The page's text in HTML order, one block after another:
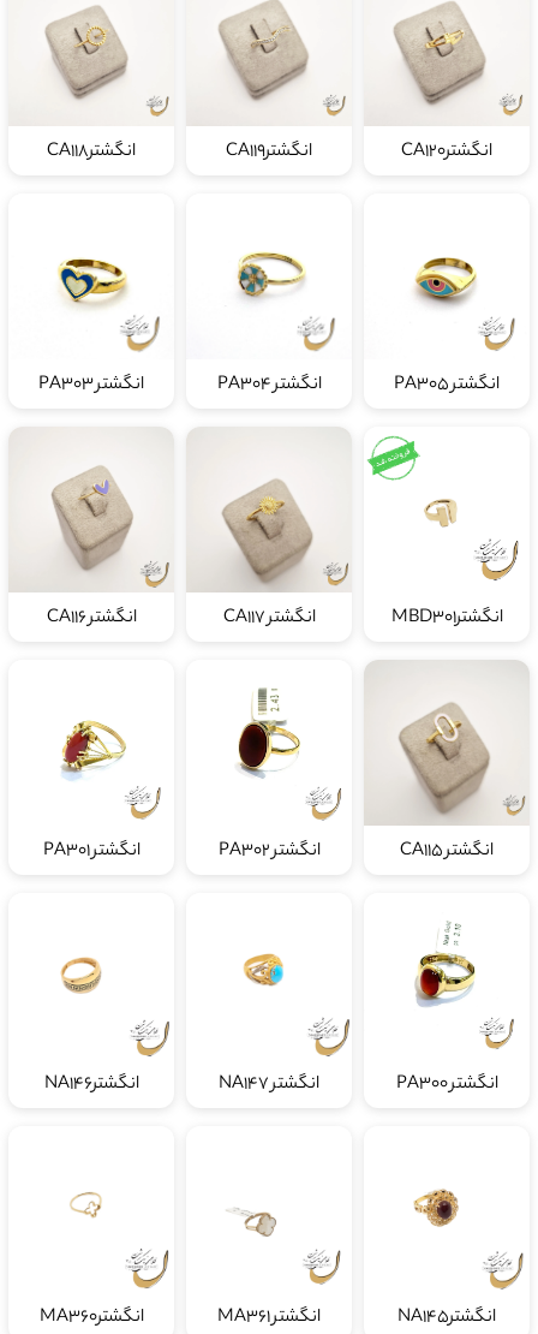
انگشترCA120 انگشترCA119 انگشترCA118
انگشتر PA305 انگشتر PA304 انگشتر PA303
انگشترMBD301 انگشتر CA117 انگشتر CA116
انگشتر CA115 انگشتر PA302 انگشتر PA301
انگشتر PA300 انگشتر NA147 انگشترNA146
انگشترNA145 انگشتر MA361 انگشترMA360